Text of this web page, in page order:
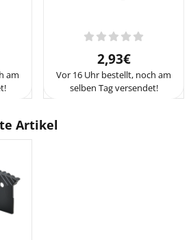
am
Preis: 2,93
2,93€
Vor 16 Uhr bestellt, noch am
selben Tag versendet!
Artikel